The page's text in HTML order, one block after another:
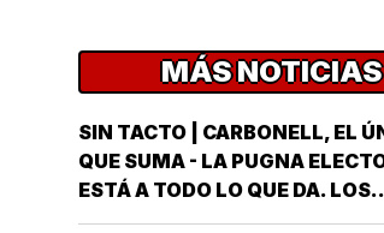
MÁS NOTICIAS
SIN TACTO | CARBONELL, EL
QUE SUMA - LA PUGNA
ESTÁ A TODO LO QUE DA. LOS
PARTIDOS Y EL GOBIERNO